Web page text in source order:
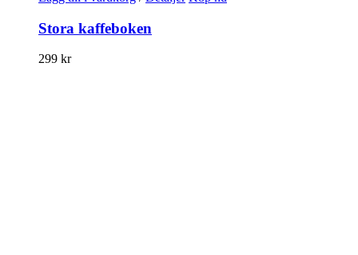
Stora kaffeboken
299 kr